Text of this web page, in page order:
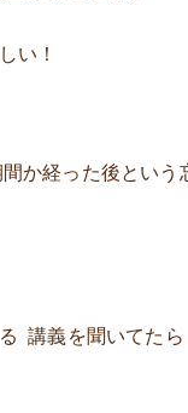
い！
か経った後という
講義を聞いてたら